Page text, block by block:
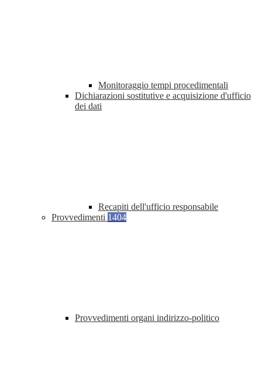
Monitoraggio tempi procedimentali
Dichiarazioni sostitutive e acquisizione d'ufficio
dei dati
Recapiti dell'ufficio responsabile
Provvedimenti 1404
Provvedimenti organi indirizzo-politico